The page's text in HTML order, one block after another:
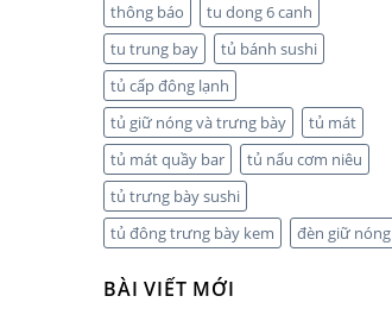
thông báo
tu dong 6 canh
tu trung bay
tủ bánh sushi
tủ cấp đông lạnh
tủ giữ nóng và trưng bày
tủ mát
tủ mát quầy bar
tủ nấu cơm niêu
tủ trưng bày sushi
tủ đông trưng bày kem
đèn giữ nóng
BÀI VIẾT MỚI